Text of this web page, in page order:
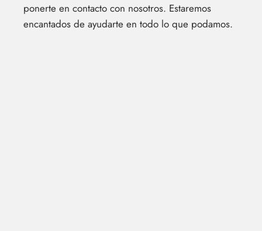
ponerte en contacto con nosotros. Estaremos
encantados de ayudarte en todo lo que podamos.